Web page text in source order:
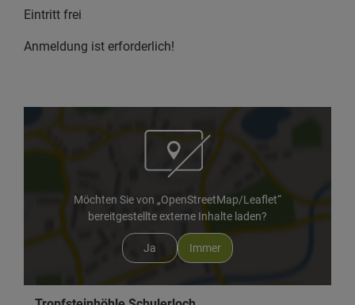
Eintritt frei
Anmeldung ist erforderlich!
Möchten Sie von „OpenStreetMap/Leaflet“
bereitgestellte externe Inhalte laden?
Ja Immer